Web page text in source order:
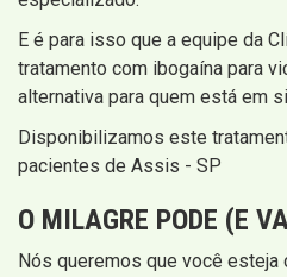
E é para isso que a equipe da
tratamento com ibogaína para
alternativa para quem está em
Disponibilizamos este
pacientes de Assis - SP
O MILAGRE PODE (E
Nós queremos que você